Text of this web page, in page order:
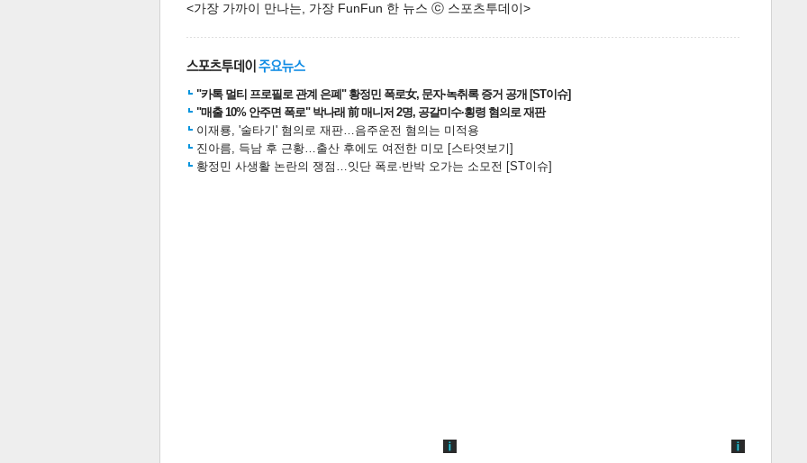
<가장 가까이 만나는, 가장 FunFun 한 뉴스 ⓒ 스포츠투데이>
"카톡 멀티 프로필로 관계 은폐" 황정민 폭로女, 문자·녹취록 증거 공개 [ST이슈]
"매출 10% 안주면 폭로" 박나래 前 매니저 2명, 공갈미수·횡령 혐의로 재판
이재룡, '술타기' 혐의로 재판…음주운전 혐의는 미적용
진아름, 득남 후 근황…출산 후에도 여전한 미모 [스타엿보기]
황정민 사생활 논란의 쟁점…잇단 폭로·반박 오가는 소모전 [ST이슈]